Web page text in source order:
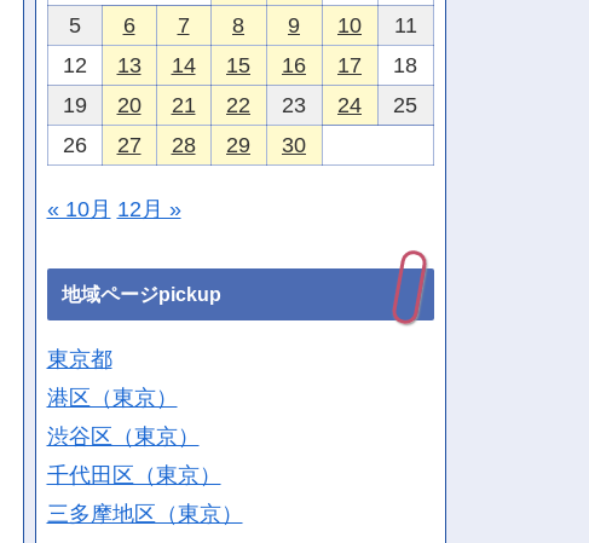
5
6 7 8 9 10
11
12
13 14 15 16 17
18
19
20 21 22 23 24
25
26
27 28 29 30
« 10月 12月 »
地域ページpickup
東京都
港区（東京）
渋谷区（東京）
千代田区（東京）
三多摩地区（東京）